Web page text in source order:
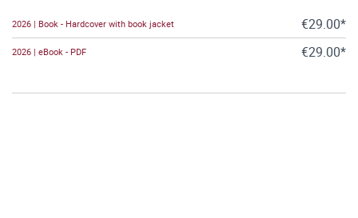
2026 | Book - Hardcover with book jacket €29.00*
2026 | eBook - PDF €29.00*